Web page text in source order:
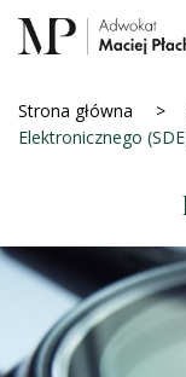
Strona główna
Elektronicznego